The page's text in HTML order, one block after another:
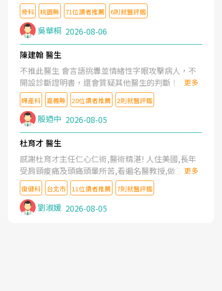
骨科 桃園縣 71位讀者推薦 6則就醫評鑑
吳華桐 2026-08-06
陳建翰 醫生
不推此醫生 會言語挑釁並情緒性字眼攻擊病人，不
開設診斷證明書，還會質疑其他醫生的判斷！
更多
婦產科 嘉義縣 20位讀者推薦 2則就醫評鑑
殷迺中 2026-08-05
杜育才 醫生
感謝杜育才主任仁心仁術,醫術精湛! 人住美國,長年
受肩頸痠痛及頭痛頭暈所苦,看遍名醫教授,做了各種
檢查,也嘗試過西醫打針,中醫針灸及物理徒手治療都
沒有用,後來連吃到嗎啡類止痛藥都效果有限,只是壓
症狀,沒多久就痛起來,多年失眠嚴重影響生活品質.
台灣親友介紹忠孝醫院杜育才主任是頸頭症候群專
更多
復健科 台北市 11位讀者推薦 7則就醫評鑑
劉淑媛 2026-08-05